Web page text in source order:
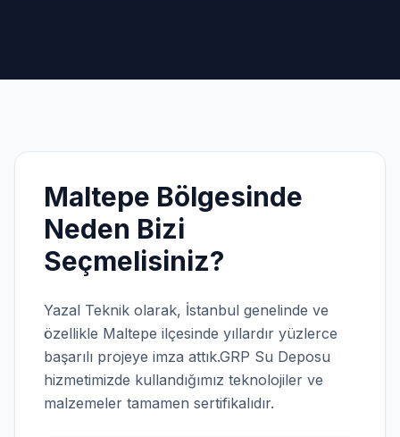
Maltepe Bölgesinde
Neden Bizi
Seçmelisiniz?
Yazal Teknik olarak, İstanbul genelinde ve
özellikle Maltepe ilçesinde yıllardır yüzlerce
başarılı projeye imza attık.GRP Su Deposu
hizmetimizde kullandığımız teknolojiler ve
malzemeler tamamen sertifikalıdır.